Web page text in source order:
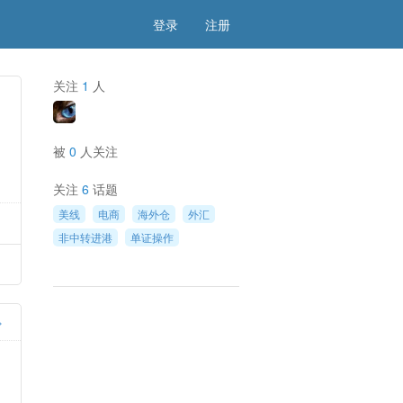
注册
登录
关注 1 人
被 0 人关注
关注 6 话题
美线 电商 海外仓
外汇
非中转进港
单证操作